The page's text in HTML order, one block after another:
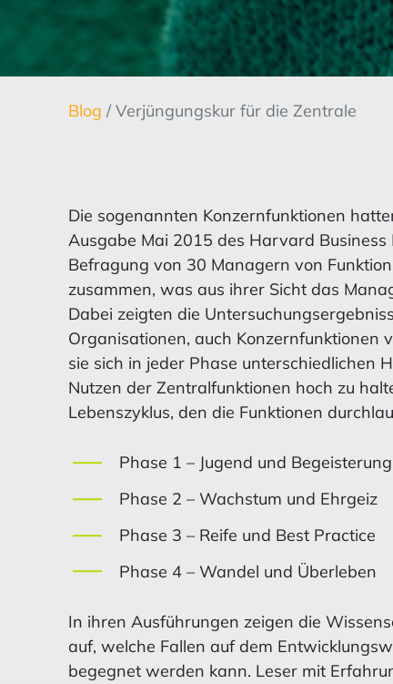
Blog/ Verjüngungskur für die Zentrale
Die sogenannten Konzernfunktionen
Ausgabe Mai 2015 des Harvard
Befragung von 30 Managern von
zusammen, was aus ihrer Sicht das
Dabei zeigten die
Organisationen, auch Konzernfunktionen
sie sich in jeder Phase unterschiedlichen
Nutzen der Zentralfunktionen hoch zu
Lebenszyklus, den die Funktionen
Phase 1 – Jugend und Begeisterung
Phase 2 – Wachstum und Ehrgeiz
Phase 3 – Reife und Best Practice
Phase 4 – Wandel und Überleben
In ihren Ausführungen zeigen die
auf, welche Fallen auf dem
begegnet werden kann. Leser mit